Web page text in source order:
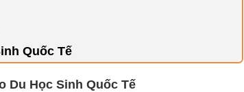
Quốc Tế
Du Học Sinh Quốc Tế